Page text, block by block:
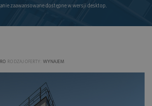
zaawansowane dostępne w wersji desktop.
RODZAJ OFERTY: WYNAJEM